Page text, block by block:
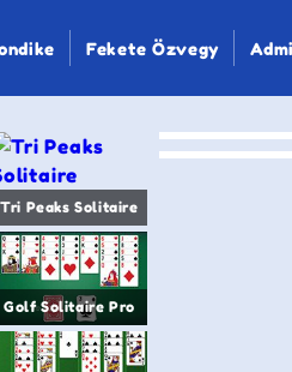
Fekete Özvegy
Tri Peaks Solitaire
Golf Solitaire Pro